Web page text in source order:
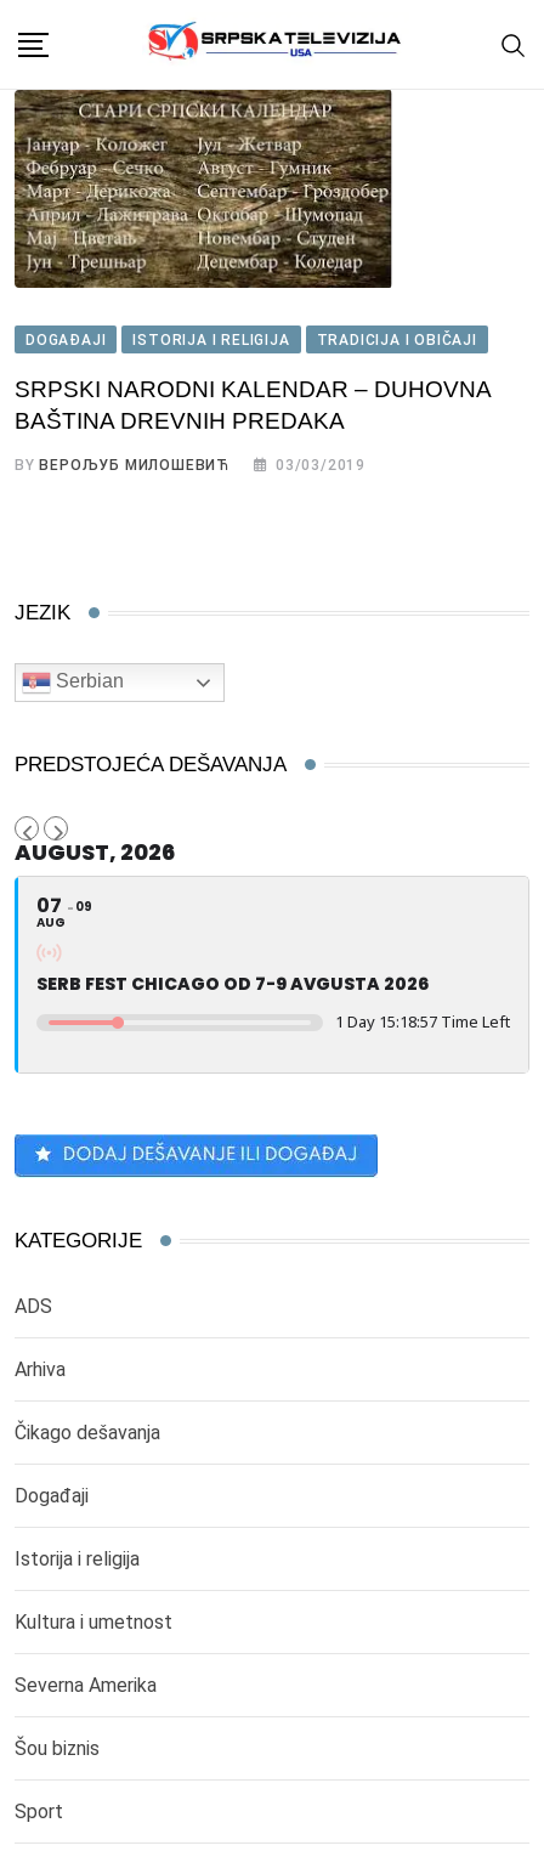
content
DOGAĐAJI ISTORIJA I RELIGIJA TRADICIJA I OBIČAJI
SRPSKI NARODNI KALENDAR – DUHOVNA
BAŠTINA DREVNIH PREDAKA
BY ВЕРОЉУБ МИЛОШЕВИЋ 03/03/2019
JEZIK
Serbian
PREDSTOJEĆA DEŠAVANJA
AUGUST, 2026
07
AUG
09
SERB FEST CHICAGO OD 7-9 AVGUSTA 2026
1 Day 15:18:57 Time Left
KATEGORIJE
ADS
Arhiva
Čikago dešavanja
Događaji
Istorija i religija
Kultura i umetnost
Severna Amerika
Šou biznis
Sport